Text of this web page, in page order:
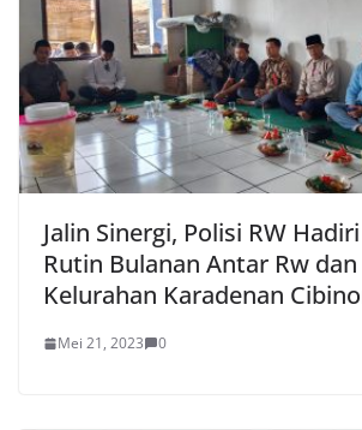
Jalin Sinergi, Polisi RW
Rutin Bulanan Antar Rw
Kelurahan Karadenan
Mei 21, 2023 0